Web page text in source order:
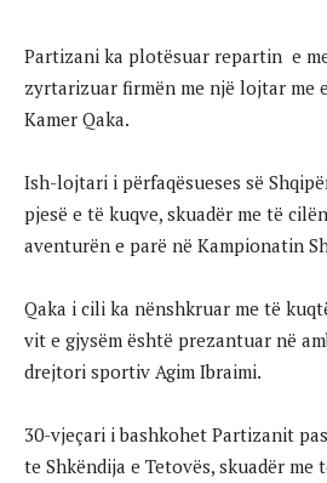
Partizani ka plotësuar repartin e
zyrtarizuar firmën me një lojtar me
Kamer Qaka.
Ish-lojtari i përfaqësueses së
pjesë e të kuqve, skuadër me të
aventurën e parë në Kampionatin
Qaka i cili ka nënshkruar me të
vit e gjysëm është prezantuar në
drejtori sportiv Agim Ibraimi.
30-vjeçari i bashkohet Partizanit
te Shkëndija e Tetovës, skuadër